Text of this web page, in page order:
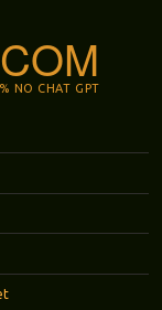
NO CHAT GPT